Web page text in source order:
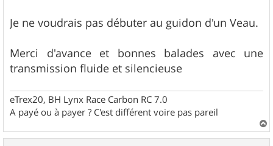
Je ne voudrais pas débuter au guidon d'un Veau.
Merci d'avance et bonnes balades avec une
transmission fluide et silencieuse
eTrex20, BH Lynx Race Carbon RC 7.0
A payé ou à payer ? C'est différent voire pas pareil
a